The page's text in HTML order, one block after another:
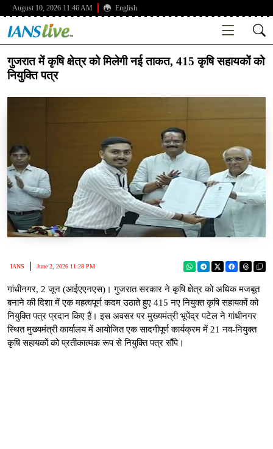
August 10, 2026 11:46 AM English
गुजरात में कृषि क्षेत्र को मिलेगी नई ताकत, 415 कृषि सहायकों को
नियुक्ति पत्र
IANS June 2, 2026 11:28 PM
गांधीनगर, 2 जून (आईएएनएस)। गुजरात सरकार ने कृषि क्षेत्र को अधिक मजबूत
बनाने की दिशा में एक महत्वपूर्ण कदम उठाते हुए 415 नए नियुक्त कृषि सहायकों को
नियुक्ति पत्र प्रदान किए हैं। इस अवसर पर मुख्यमंत्री भूपेंद्र पटेल ने गांधीनगर
स्थित मुख्यमंत्री कार्यालय में आयोजित एक सादगीपूर्ण कार्यक्रम में 21 नव-नियुक्त
कृषि सहायकों को प्रतीकात्मक रूप से नियुक्ति पत्र सौंपे।